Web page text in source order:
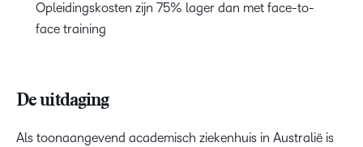
Opleidingskosten zijn 75% lager dan met face-to-
face training
De uitdaging
Als toonaangevend academisch ziekenhuis in Australië is